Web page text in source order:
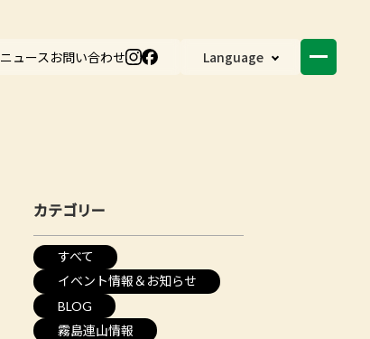
ニュース お問い合わせ Language
カテゴリー
すべて
イベント情報＆お知らせ
BLOG
霧島連山情報